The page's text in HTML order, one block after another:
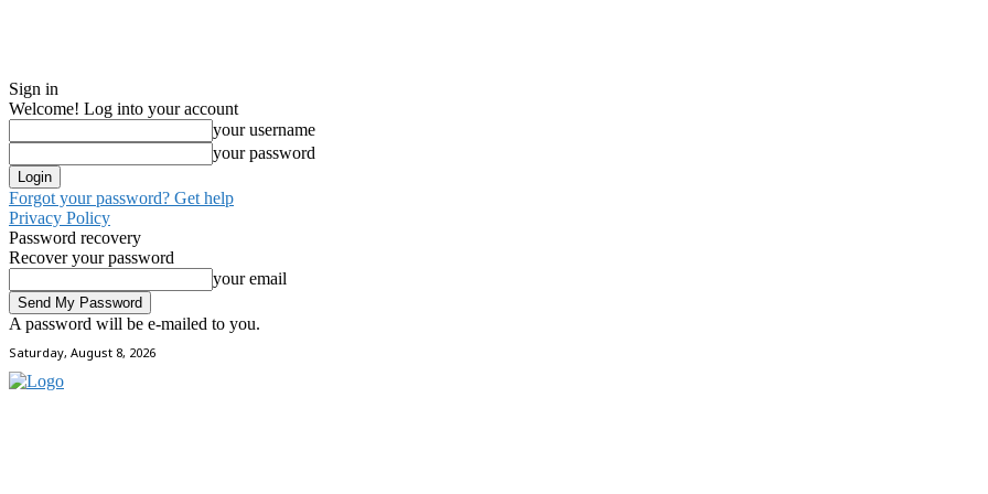
Sign in
Welcome! Log into your account
your username
your password
Forgot your password? Get help
Privacy Policy
Password recovery
Recover your password
your email
A password will be e-mailed to you.
Saturday, August 8, 2026